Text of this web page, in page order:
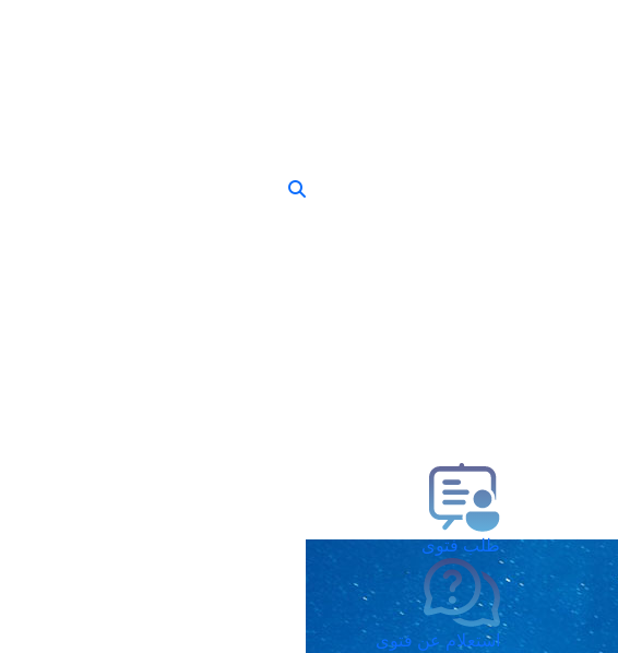
طلب فتوى
استعلام عن فتوى